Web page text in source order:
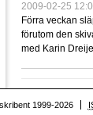
2009-02-25
Förra veckan
förutom den
med Karin
1999-2026